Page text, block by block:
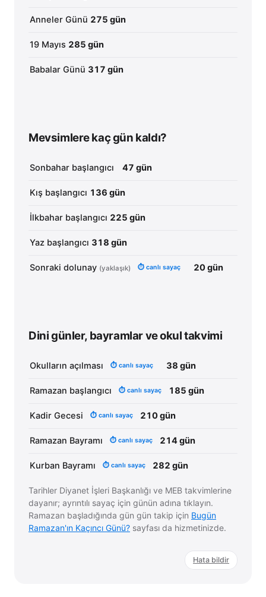
Anneler Günü 275 gün
19 Mayıs 285 gün
Babalar Günü 317 gün
Mevsimlere kaç gün kaldı?
Sonbahar başlangıcı 47 gün
Kış başlangıcı 136 gün
İlkbahar başlangıcı 225 gün
Yaz başlangıcı 318 gün
Sonraki dolunay (yaklaşık) ⏱ canlı sayaç 20gün
Dini günler, bayramlar ve okul takvimi
Okulların açılması ⏱ canlı sayaç 38 gün
Ramazan başlangıcı ⏱ canlı sayaç 185 gün
Kadir Gecesi ⏱ canlı sayaç 210 gün
Ramazan Bayramı ⏱ canlı sayaç 214 gün
Kurban Bayramı ⏱ canlı sayaç 282 gün
Tarihler Diyanet İşleri Başkanlığı ve MEB takvimlerine
dayanır; ayrıntılı sayaç için günün adına tıklayın.
Ramazan başladığında gün gün takip için Bugün
Ramazan'ın Kaçıncı Günü? sayfası da hizmetinizde.
Hata bildir